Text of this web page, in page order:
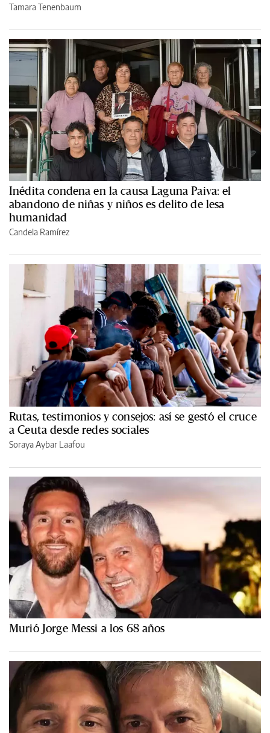
Tamara Tenenbaum
Inédita condena en la causa Laguna Paiva: el
abandono de niñas y niños es delito de lesa
humanidad
Candela Ramírez
Rutas, testimonios y consejos: así se gestó el cruce
a Ceuta desde redes sociales
Soraya Aybar Laafou
Murió Jorge Messi a los 68 años